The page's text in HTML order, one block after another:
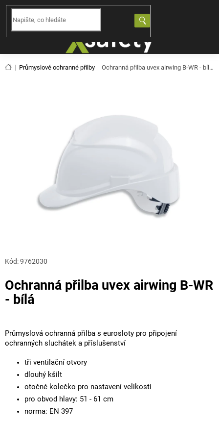
Přejít
obsah
Domů
Průmyslové ochranné přilby Ochranná přilba uvex airwing B-WR - bílá
Ochranná přilba uvex airwing B-WR
- bílá
Kód:9762030
Průmyslová ochranná přilba s eurosloty pro připojení
ochranných sluchátek a příslušenství
tři ventilační otvory
dlouhý kšilt
otočné kolečko pro nastavení velikosti
pro obvod hlavy: 51 - 61 cm
norma: EN 397